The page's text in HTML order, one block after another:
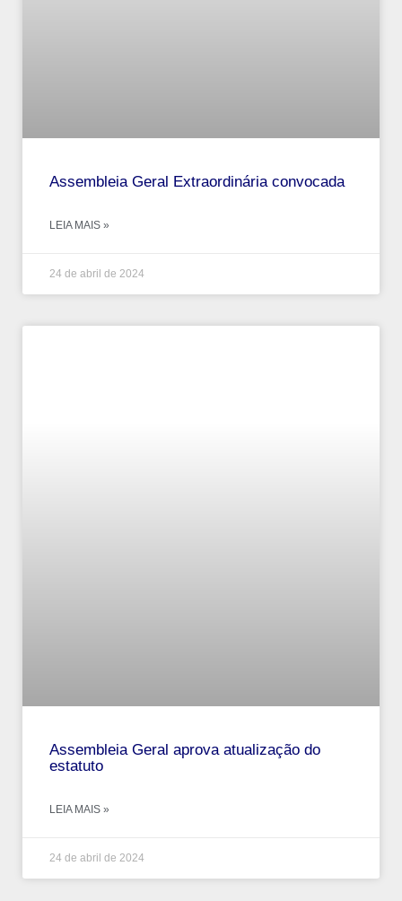
Assembleia Geral Extraordinária convocada
LEIA MAIS »
24 de abril de 2024
Assembleia Geral aprova atualização do
estatuto
LEIA MAIS »
24 de abril de 2024